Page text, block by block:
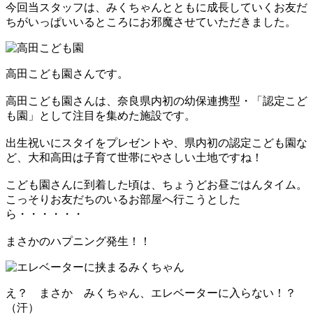
今回当スタッフは、みくちゃんとともに成長していくお友だ
ちがいっぱいいるところにお邪魔させていただきました。
高田こども園さんです。
高田こども園さんは、奈良県内初の幼保連携型・「認定こど
も園」として注目を集めた施設です。
出生祝いにスタイをプレゼントや、県内初の認定こども園な
ど、大和高田は子育て世帯にやさしい土地ですね！
こども園さんに到着した頃は、ちょうどお昼ごはんタイム。
こっそりお友だちのいるお部屋へ行こうとした
ら・・・・・・
まさかのハプニング発生！！
え？ まさか みくちゃん、エレベーターに入らない！？
（汗）